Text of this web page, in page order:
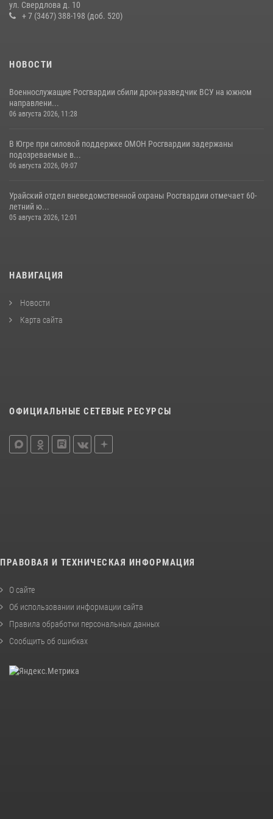
ул. Свердлова д. 10
+ 7 (3467) 388-198 (доб. 520)
НОВОСТИ
Военнослужащие Росгвардии сбили дрон-разведчик ВСУ на южном
направлени...
06 августа 2026, 11:28
В Югре при силовой поддержке ОМОН Росгвардии задержаны
подозреваемые в...
06 августа 2026, 09:07
Урайский отдел вневедомственной охраны Росгвардии отмечает 60-
летний ю...
05 августа 2026, 12:01
НАВИГАЦИЯ
Новости
Карта сайта
ОФИЦИАЛЬНЫЕ СЕТЕВЫЕ РЕСУРСЫ
ПРАВОВАЯ И ТЕХНИЧЕСКАЯ ИНФОРМАЦИЯ
О сайте
Об использовании информации сайта
Правила обработки персональных данных
Сообщить об ошибках